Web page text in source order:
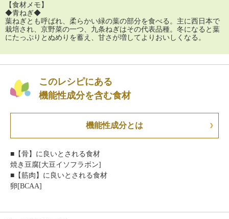
【食材メモ】
◆青ねぎ◆
葉ねぎとも呼ばれ、柔らかい緑の葉の部分を食べる。主に西日本で
栽培され、京野菜の一つ、九条ねぎはその代表品種。冬になると葉
にたっぷりとぬめりを蓄え、甘さが増してよりおいしくなる。
このレシピにある
機能性成分を含む食材
機能性成分とは
■【骨】に良いとされる食材
焼き豆腐[大豆イソフラボン]
■【筋肉】に良いとされる食材
卵[BCAA]